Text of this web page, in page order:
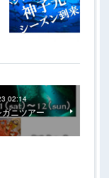
02:14
ニツアー